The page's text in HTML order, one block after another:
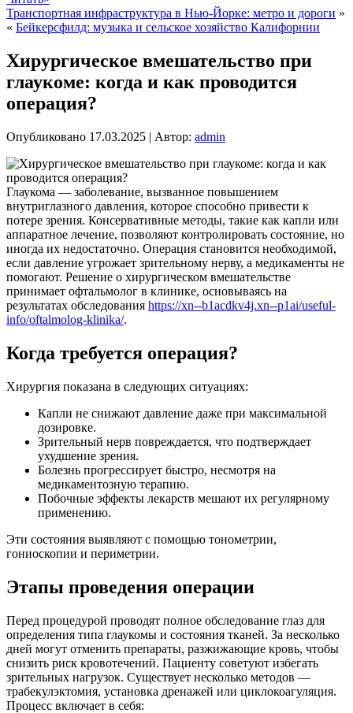
Транспортная инфраструктура в Нью-Йорке: метро и дороги »
« Бейкерсфилд: музыка и сельское хозяйство Калифорнии
Хирургическое вмешательство при
глаукоме: когда и как проводится
операция?
Опубликовано 17.03.2025 | Автор: admin
Глаукома — заболевание, вызванное повышением
внутриглазного давления, которое способно привести к
потере зрения. Консервативные методы, такие как капли или
аппаратное лечение, позволяют контролировать состояние, но
иногда их недостаточно. Операция становится необходимой,
если давление угрожает зрительному нерву, а медикаменты не
помогают. Решение о хирургическом вмешательстве
принимает офтальмолог в клинике, основываясь на
результатах обследования https://xn--b1acdkv4j.xn--p1ai/useful-
info/oftalmolog-klinika/.
Когда требуется операция?
Хирургия показана в следующих ситуациях:
Капли не снижают давление даже при максимальной
дозировке.
Зрительный нерв повреждается, что подтверждает
ухудшение зрения.
Болезнь прогрессирует быстро, несмотря на
медикаментозную терапию.
Побочные эффекты лекарств мешают их регулярному
применению.
Эти состояния выявляют с помощью тонометрии,
гониоскопии и периметрии.
Этапы проведения операции
Перед процедурой проводят полное обследование глаз для
определения типа глаукомы и состояния тканей. За несколько
дней могут отменить препараты, разжижающие кровь, чтобы
снизить риск кровотечений. Пациенту советуют избегать
зрительных нагрузок. Существует несколько методов —
трабекулэктомия, установка дренажей или циклокоагуляция.
Процесс включает в себя: